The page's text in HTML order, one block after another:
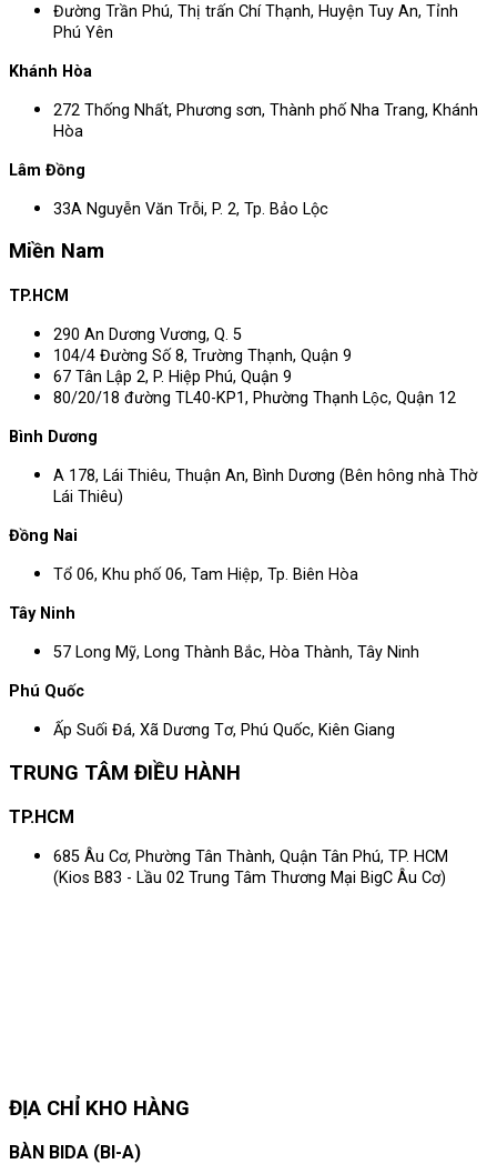
Đường Trần Phú, Thị trấn Chí Thạnh, Huyện Tuy An, Tỉnh
Phú Yên
Khánh Hòa
272 Thống Nhất, Phương sơn, Thành phố Nha Trang, Khánh
Hòa
Lâm Đồng
33A Nguyễn Văn Trỗi, P. 2, Tp. Bảo Lộc
Miền Nam
TP.HCM
290 An Dương Vương, Q. 5
104/4 Đường Số 8, Trường Thạnh, Quận 9
67 Tân Lập 2, P. Hiệp Phú, Quận 9
80/20/18 đường TL40-KP1, Phường Thạnh Lộc, Quận 12
Bình Dương
A 178, Lái Thiêu, Thuận An, Bình Dương (Bên hông nhà Thờ
Lái Thiêu)
Đồng Nai
Tổ 06, Khu phố 06, Tam Hiệp, Tp. Biên Hòa
Tây Ninh
57 Long Mỹ, Long Thành Bắc, Hòa Thành, Tây Ninh
Phú Quốc
Ấp Suối Đá, Xã Dương Tơ, Phú Quốc, Kiên Giang
TRUNG TÂM ĐIỀU HÀNH
TP.HCM
685 Âu Cơ, Phường Tân Thành, Quận Tân Phú, TP. HCM
(Kios B83 - Lầu 02 Trung Tâm Thương Mại BigC Âu Cơ)
ĐỊA CHỈ KHO HÀNG
BÀN BIDA (BI-A)